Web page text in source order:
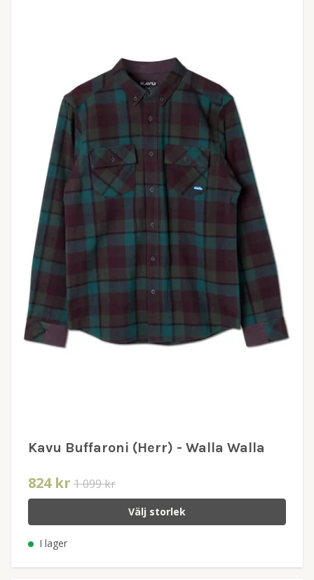
Kavu Buffaroni (Herr) - Walla Walla
824 kr 1 099 kr
Välj storlek
I lager